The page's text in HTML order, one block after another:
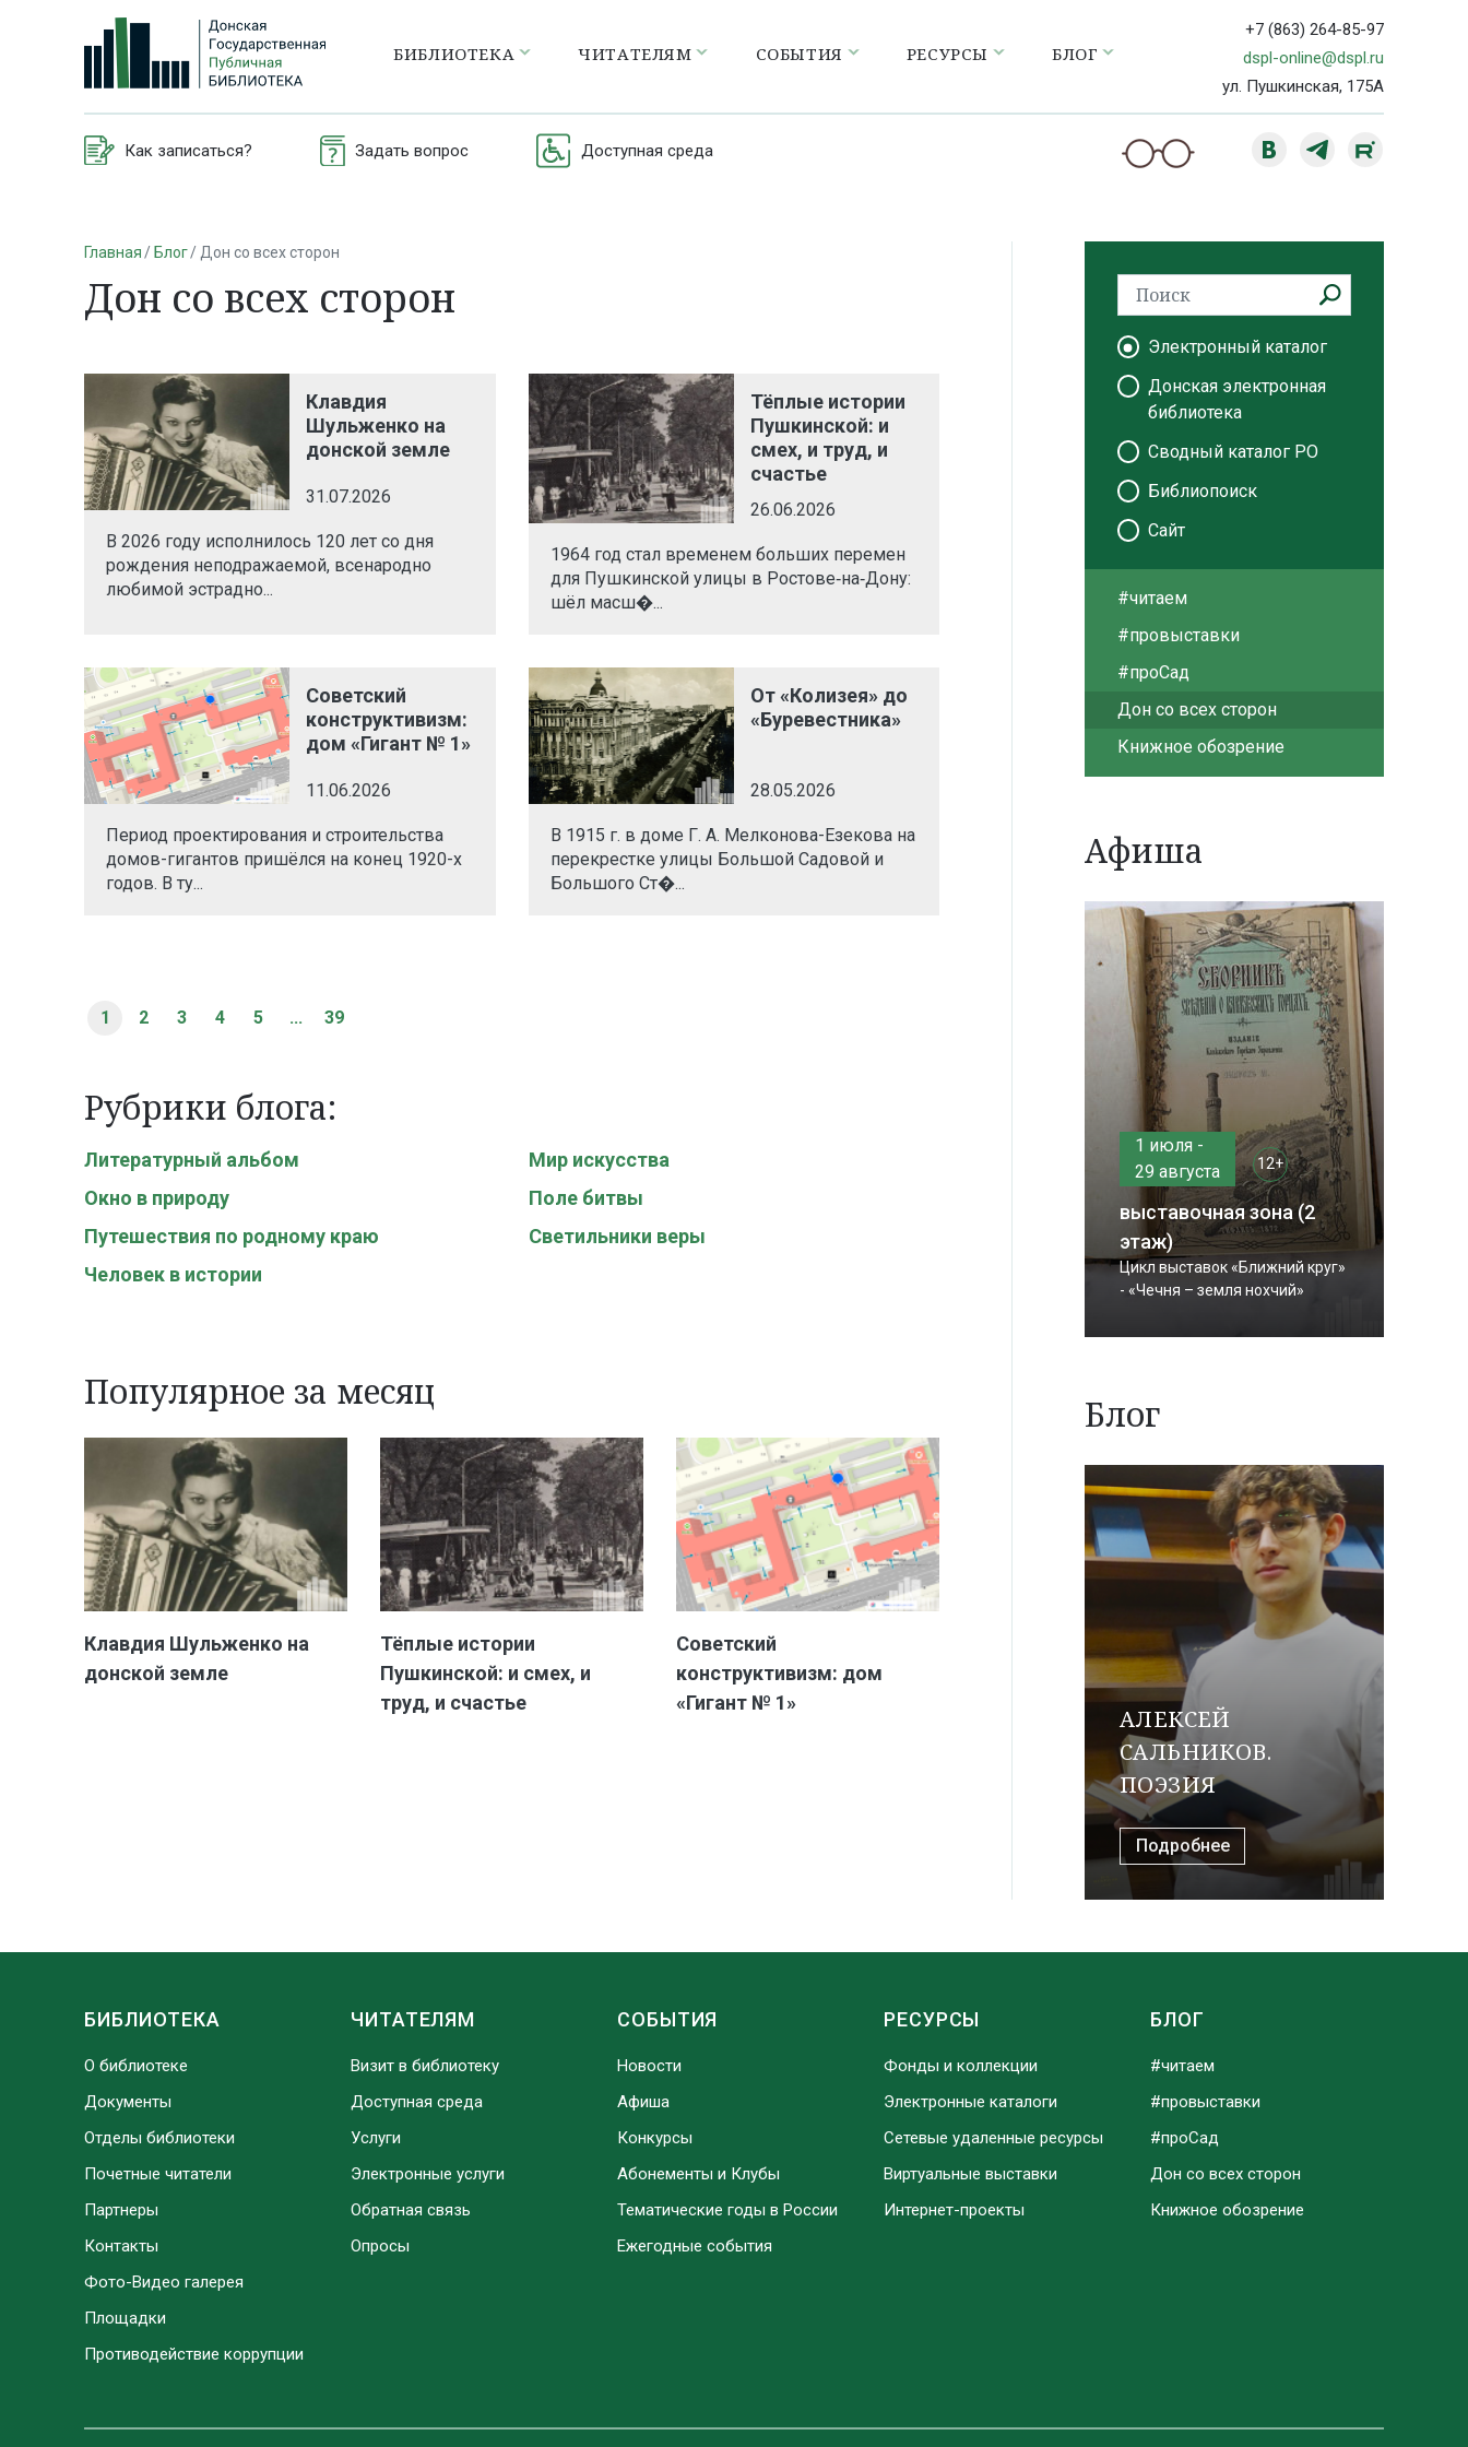
БИБЛИОТЕКА ЧИТАТЕЛЯМ СОБЫТИЯ РЕСУРСЫ БЛОГ
+7 (863) 264-85-97
dspl-online@dspl.ru
ул. Пушкинская, 175А
Как записаться? Задать вопрос Доступная среда
Главная Блог Дон со всех сторон
Дон со всех сторон
Клавдия
Шульженко на
донской земле
31.07.2026
В 2026 году исполнилось 120 лет со дня
рождения неподражаемой, всенародно
любимой эстрадно...
Тёплые истории
Пушкинской: и
смех, и труд, и
счастье
26.06.2026
1964 год стал временем больших перемен
для Пушкинской улицы в Ростове‑на‑Дону:
шёл масш�...
Советский
конструктивизм:
дом «Гигант № 1»
11.06.2026
Период проектирования и строительства
домов-гигантов пришёлся на конец 1920-х
годов. В ту...
От «Колизея» до
«Буревестника»
28.05.2026
В 1915 г. в доме Г. А. Мелконова-Езекова на
перекрестке улицы Большой Садовой и
Большого Ст�...
1 2 3 4 5 ... 39
Рубрики блога:
Литературный альбом
Мир искусства
Окно в природу
Поле битвы
Путешествия по родному краю
Светильники веры
Человек в истории
Популярное за месяц
Клавдия Шульженко на
донской земле
Тёплые истории
Пушкинской: и смех, и
труд, и счастье
Советский
конструктивизм: дом
«Гигант № 1»
Электронный каталог
Донская электронная
библиотека
Сводный каталог РО
Библиопоиск
Сайт
#читаем
#провыставки
#проСад
Дон со всех сторон
Книжное обозрение
Афиша
1 июля -
29 августа
12+
выставочная зона (2
этаж)
Цикл выставок «Ближний круг»
- «Чечня – земля нохчий»
Блог
АЛЕКСЕЙ
САЛЬНИКОВ.
ПОЭЗИЯ
Подробнее
БИБЛИОТЕКА
О библиотеке
Документы
Отделы библиотеки
Почетные читатели
Партнеры
Контакты
Фото-Видео галерея
Площадки
Противодействие коррупции
ЧИТАТЕЛЯМ
Визит в библиотеку
Доступная среда
Услуги
Электронные услуги
Обратная связь
Опросы
СОБЫТИЯ
Новости
Афиша
Конкурсы
Абонементы и Клубы
Тематические годы в России
Ежегодные события
РЕСУРСЫ
Фонды и коллекции
Электронные каталоги
Сетевые удаленные ресурсы
Виртуальные выставки
Интернет-проекты
БЛОГ
#читаем
#провыставки
#проСад
Дон со всех сторон
Книжное обозрение